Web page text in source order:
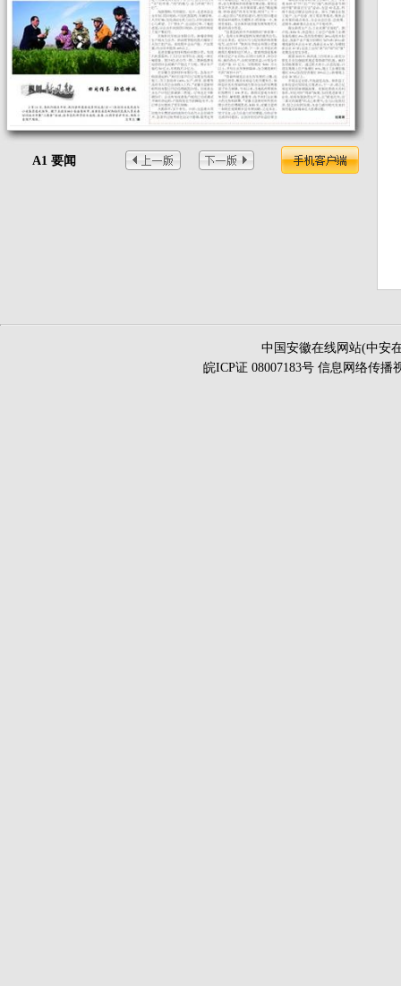
A1 要闻
中国安徽在线网站(中安
皖ICP证 08007183号 信息网络传播